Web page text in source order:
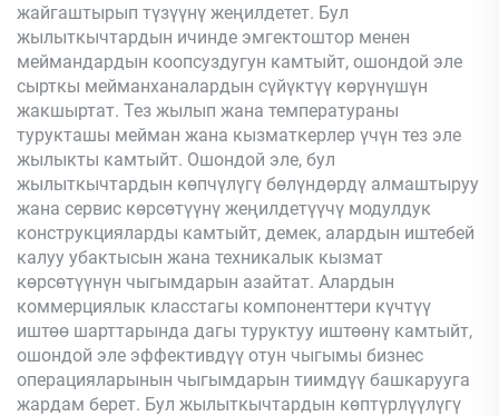
жайгаштырып түзүүнү жеңилдетет. Бул
жылыткычтардын ичинде эмгектоштор менен
меймандардын коопсуздугун камтыйт, ошондой эле
сырткы мейманханалардын сүйүктүү көрүнүшүн
жакшыртат. Тез жылып жана температураны
турукташы мейман жана кызматкерлер үчүн тез эле
жылыкты камтыйт. Ошондой эле, бул
жылыткычтардын көпчүлүгү бөлүндөрдү алмаштыруу
жана сервис көрсөтүүнү жеңилдетүүчү модулдук
конструкцияларды камтыйт, демек, алардын иштебей
калуу убактысын жана техникалык кызмат
көрсөтүүнүн чыгымдарын азайтат. Алардын
коммерциялык класстагы компоненттери күчтүү
иштөө шарттарында дагы туруктуу иштөөнү камтыйт,
ошондой эле эффективдүү отун чыгымы бизнес
операцияларынын чыгымдарын тиимдүү башкарууга
жардам берет. Бул жылыткычтардын көптүрлүүлүгү